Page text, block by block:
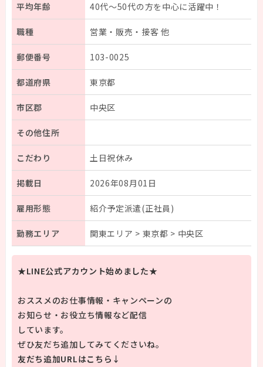
平均年齢 40代～50代の方を中心に活躍中！
職種 営業・販売・接客 他
郵便番号 103-0025
都道府県 東京都
市区郡 中央区
その他住所
こだわり 土日祝休み
掲載日 2026年08月01日
雇用形態 紹介予定派遣(正社員)
勤務エリア 関東エリア > 東京都 > 中央区
★LINE公式アカウント始めました★
おススメのお仕事情報・キャンペーンの
お知らせ・お役立ち情報など配信
しています。
ぜひ友だち追加してみてくださいね。
友だち追加URLはこちら↓